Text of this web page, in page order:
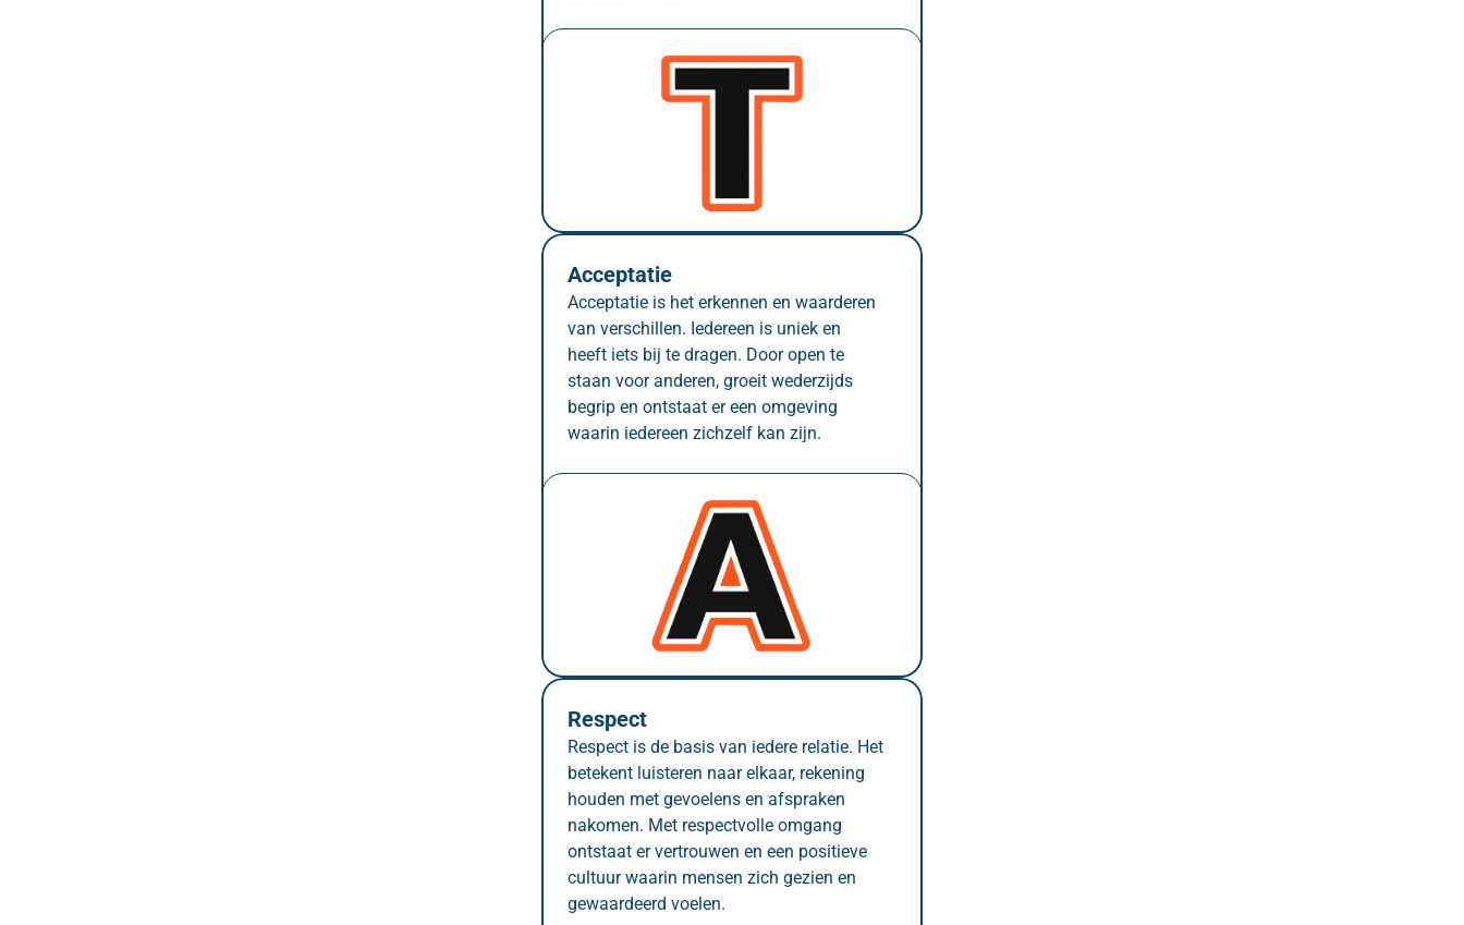
Acceptatie
Acceptatie is het erkennen en waarderen
van verschillen. Iedereen is uniek en
heeft iets bij te dragen. Door open te
staan voor anderen, groeit wederzijds
begrip en ontstaat er een omgeving
waarin iedereen zichzelf kan zijn.
Respect
Respect is de basis van iedere relatie. Het
betekent luisteren naar elkaar, rekening
houden met gevoelens en afspraken
nakomen. Met respectvolle omgang
ontstaat er vertrouwen en een positieve
cultuur waarin mensen zich gezien en
gewaardeerd voelen.